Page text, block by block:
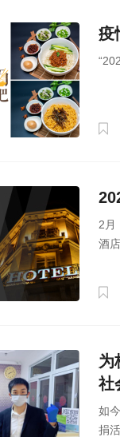
疫
2月
酒
为
社
如
捐